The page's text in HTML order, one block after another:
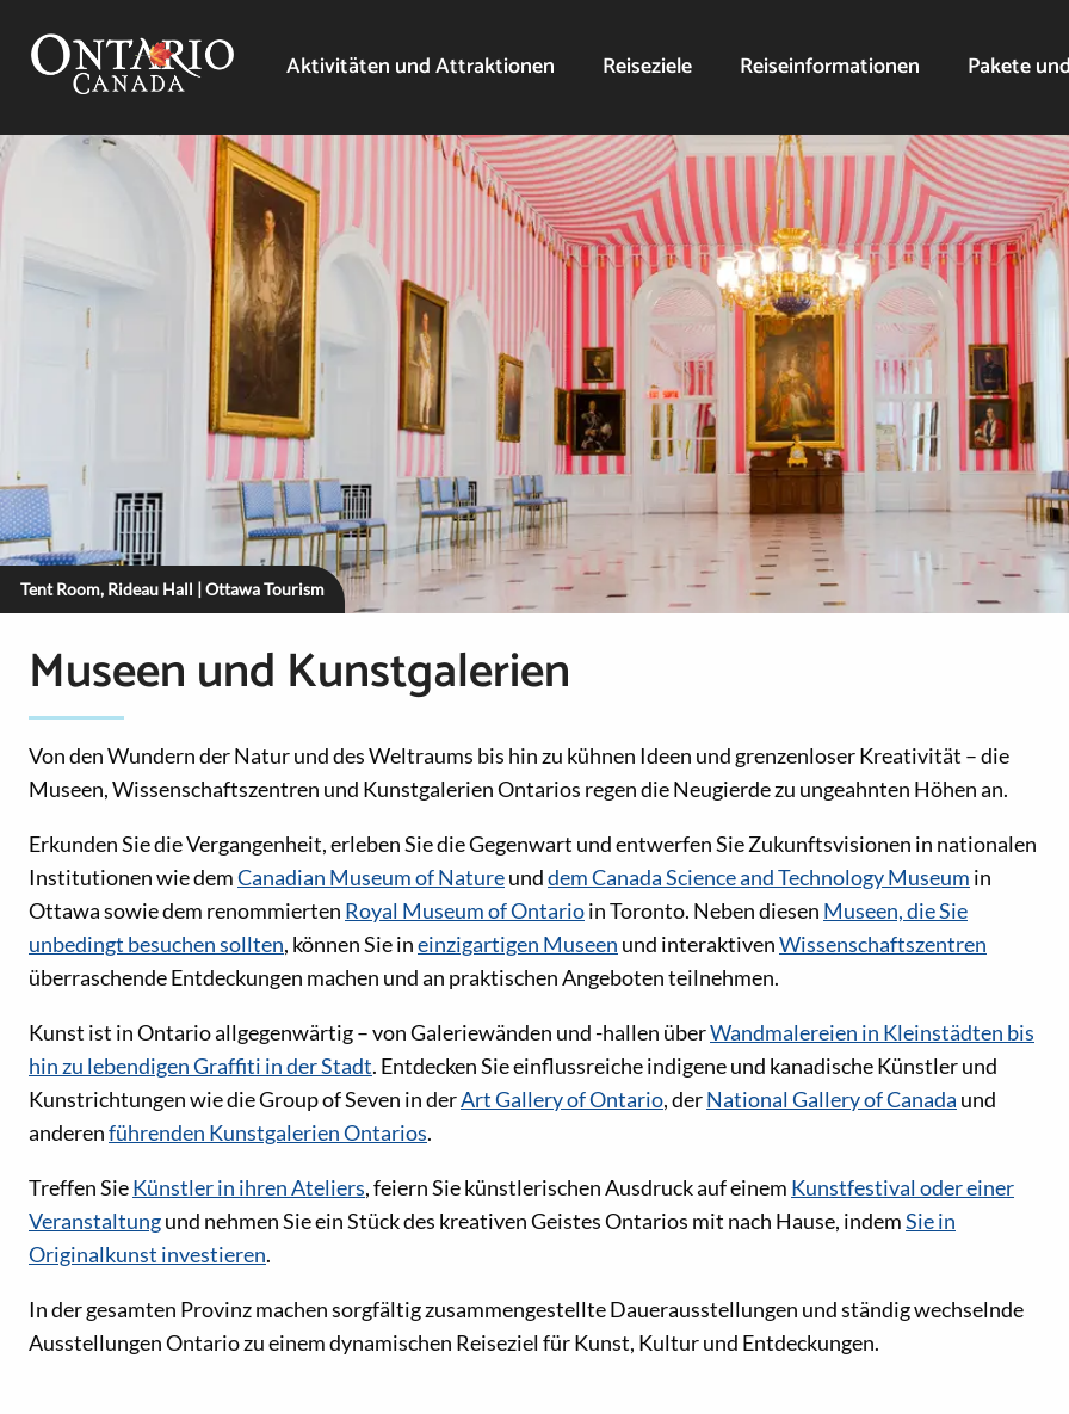
Aktivitäten und Attraktionen Reiseziele Reiseinformationen Pakete
Tent Room, Rideau Hall | Ottawa Tourism
Museen und Kunstgalerien
Von den Wundern der Natur und des Weltraums bis hin zu kühnen Ideen und grenzenloser Kreativität – die
Museen, Wissenschaftszentren und Kunstgalerien Ontarios regen die Neugierde zu ungeahnten Höhen an.
Erkunden Sie die Vergangenheit, erleben Sie die Gegenwart und entwerfen Sie Zukunftsvisionen in nationalen
Institutionen wie demCanadian Museum of Natureunddem Canada Science and Technology Museum in
Ottawa sowie dem renommierten Royal Museum of Ontarioin Toronto. Neben diesen Museen, die Sie
unbedingt besuchen sollten, können Sie ineinzigartigen Museen und interaktivenWissenschaftszentren
überraschende Entdeckungen machen und an praktischen Angeboten teilnehmen.
Kunst ist in Ontario allgegenwärtig – von Galeriewänden und -hallen überWandmalereien in Kleinstädten bis
hin zu lebendigen Graffiti in der Stadt. Entdecken Sie einflussreiche indigene und kanadische Künstler und
Kunstrichtungen wie die Group of Seven in derArt Gallery of Ontario, derNational Gallery of Canada und
anderenführenden Kunstgalerien Ontarios.
Treffen SieKünstler in ihren Ateliers, feiern Sie künstlerischen Ausdruck auf einem Kunstfestival oder einer
Veranstaltungund nehmen Sie ein Stück des kreativen Geistes Ontarios mit nach Hause, indemSie in
Originalkunst investieren.
In der gesamten Provinz machen sorgfältig zusammengestellte Dauerausstellungen und ständig wechselnde
Ausstellungen Ontario zu einem dynamischen Reiseziel für Kunst, Kultur und Entdeckungen.